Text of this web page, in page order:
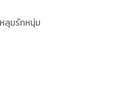
ลุมรักหนุ่ม